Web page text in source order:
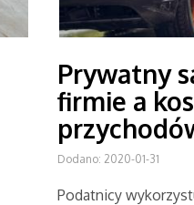
Prywatny
firmie a
Dodano: 2020-01-31
Podatnicy